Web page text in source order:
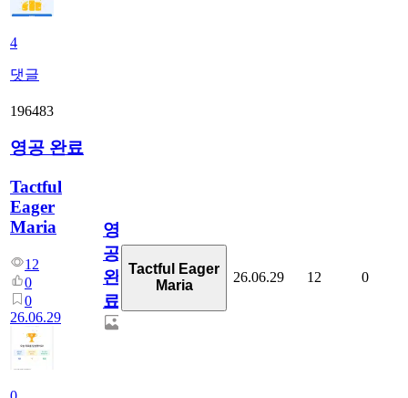
4
댓글
196483
영공 완료
Tactful
Eager
Maria
12
0
0
26.06.29
영
공
완
료
Tactful Eager
Maria
26.06.29 12 0